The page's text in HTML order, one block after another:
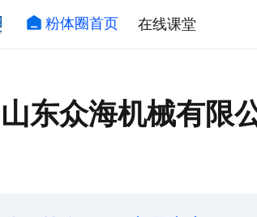
粉体圈首页 在线课堂
山东众海机械有限